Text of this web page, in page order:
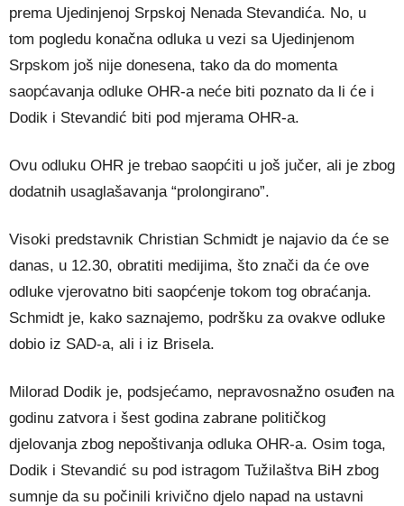
prema Ujedinjenoj Srpskoj Nenada Stevandića. No, u
tom pogledu konačna odluka u vezi sa Ujedinjenom
Srpskom još nije donesena, tako da do momenta
saopćavanja odluke OHR-a neće biti poznato da li će i
Dodik i Stevandić biti pod mjerama OHR-a.
Ovu odluku OHR je trebao saopćiti u još jučer, ali je zbog
dodatnih usaglašavanja “prolongirano”.
Visoki predstavnik Christian Schmidt je najavio da će se
danas, u 12.30, obratiti medijima, što znači da će ove
odluke vjerovatno biti saopćenje tokom tog obraćanja.
Schmidt je, kako saznajemo, podršku za ovakve odluke
dobio iz SAD-a, ali i iz Brisela.
Milorad Dodik je, podsjećamo, nepravosnažno osuđen na
godinu zatvora i šest godina zabrane političkog
djelovanja zbog nepoštivanja odluka OHR-a. Osim toga,
Dodik i Stevandić su pod istragom Tužilaštva BiH zbog
sumnje da su počinili krivično djelo napad na ustavni